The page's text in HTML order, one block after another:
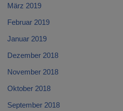
März 2019
Februar 2019
Januar 2019
Dezember 2018
November 2018
Oktober 2018
September 2018